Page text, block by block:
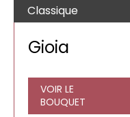
Classique
Gioia
VOIR LE
BOUQUET